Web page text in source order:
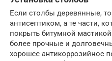
Если столбы деревянные,
антисептиком, а те части,
покрыть битумной
более прочные и
хорошее антикоррозийное